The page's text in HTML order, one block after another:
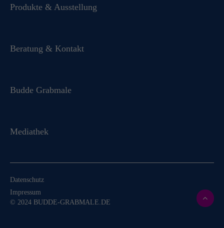
Produkte & Ausstellung
Beratung & Kontakt
Budde Grabmale
Mediathek
© 2024 BUDDE-GRABMALE.DE
Datenschutz
Impressum